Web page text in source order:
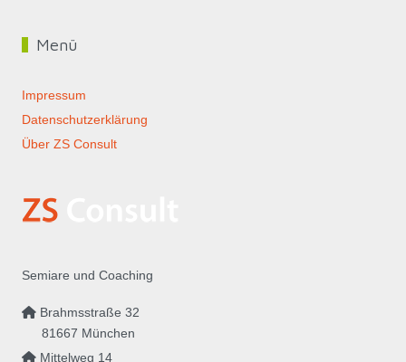
Menü
Impressum
Datenschutzerklärung
Über ZS Consult
Semiare und Coaching
Brahmsstraße 32
81667 München
Mittelweg 14